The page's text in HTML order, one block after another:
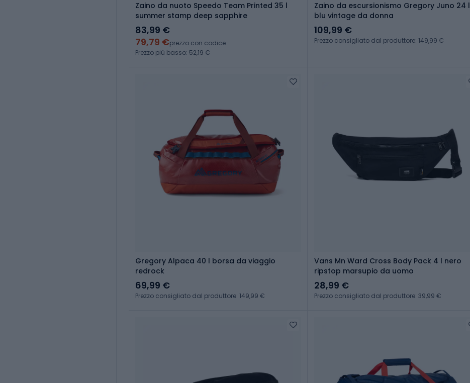
Zaino da nuoto Speedo Team Printed 35 l
summer stamp deep sapphire
83,99 €
79,79 €prezzo con codice
Prezzo più basso: 52,19 €
Zaino da escursionismo Gregory Juno 24 l
blu vintage da donna
109,99 €
Prezzo consigliato dal produttore: 149,99 €
Gregory Alpaca 40 l borsa da viaggio
redrock
69,99 €
Prezzo consigliato dal produttore: 149,99 €
Vans Mn Ward Cross Body Pack 4 l nero
ripstop marsupio da uomo
28,99 €
Prezzo consigliato dal produttore: 39,99 €